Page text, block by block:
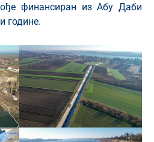
финансиран из Абу Даби
године.